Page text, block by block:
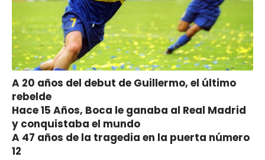
A 20 años del debut de Guillermo, el último
rebelde
Hace 15 Años, Boca le ganaba al Real Madrid
y conquistaba el mundo
A 47 años de la tragedia en la puerta número
12